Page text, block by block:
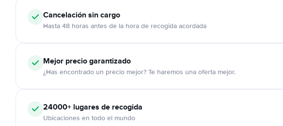
Cancelaciónsin cargo
Hasta 48 horas antes de la hora de recogida acordada
Mejor precio garantizado
¿Has encontrado un precio mejor? Te haremos una oferta mejor.
24000+ lugares de recogida
Ubicaciones en todo el mundo